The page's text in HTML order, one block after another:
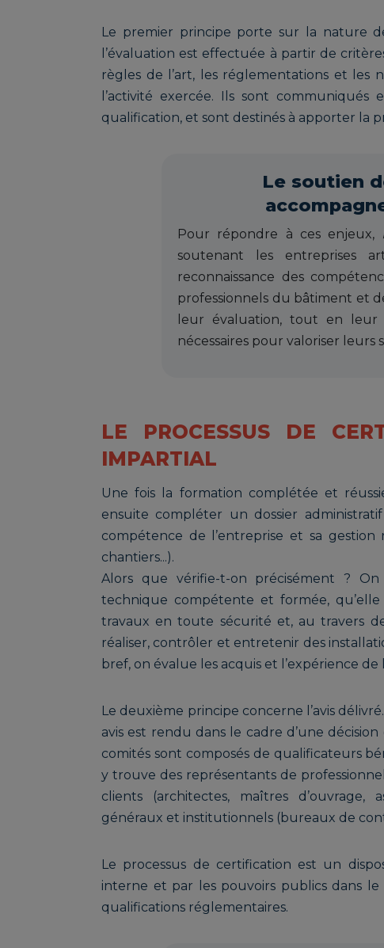
Le premier principe porte sur la nature
l’évaluation est effectuée à partir de
règles de l’art, les réglementations et les
l’activité exercée. Ils sont
qualification, et sont destinés à apporter la
Le soutien
Pour répondre à ces enjeux,
soutenant les entreprises
reconnaissance des
professionnels du bâtiment et
leur évaluation, tout en leur
nécessaires pour valoriser leurs
LE PROCESSUS DE
IMPARTIAL
Une fois la formation complétée et
ensuite compléter un dossier
compétence de l’entreprise et sa gestion
chantiers...).
Alors que vérifie-t-on précisément ? On
technique compétente et formée,
travaux en toute sécurité et, au travers
réaliser, contrôler et entretenir des
bref, on évalue les acquis et l’expérience de
Le deuxième principe concerne l’avis
avis est rendu dans le cadre d’une
comités sont composés de qualificateurs
y trouve des représentants de
clients (architectes, maîtres d’ouvrage,
généraux et institutionnels (bureaux de
Le processus de certification est un
interne et par les pouvoirs publics dans
qualifications réglementaires.